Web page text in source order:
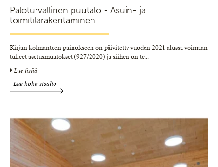
Paloturvallinen puutalo - Asuin- ja
toimitilarakentaminen
Kirjan kolmanteen painokseen on päivitetty vuoden 2021 alussa voimaan
tulleet asetusmuutokset (927/2020) ja siihen on te...
Lue lisää
Lue koko sisältö